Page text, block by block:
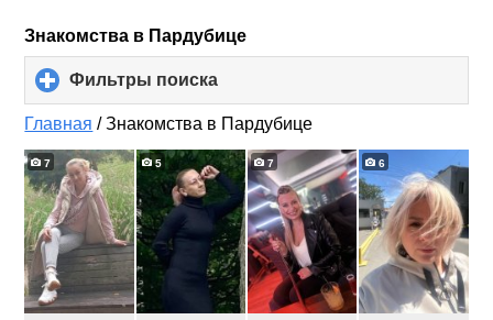
Знакомства в Пардубице
Фильтры поиска
to
expand
contents
Главная /Знакомства в Пардубице
7 5 7 6